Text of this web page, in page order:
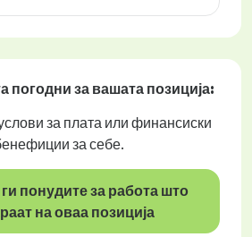
погодни за вашата позиција:
за плата или финансиски
за себе.
понудите за работа што
на оваа позиција